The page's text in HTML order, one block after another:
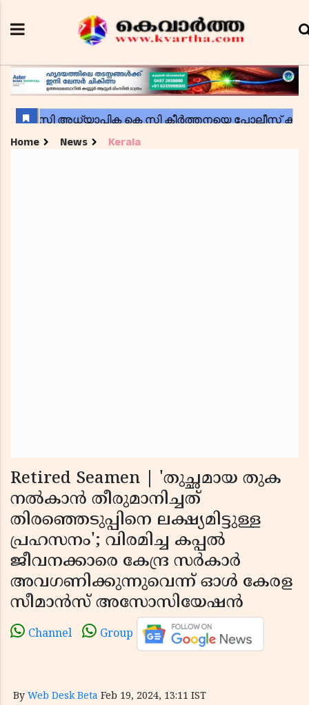
Home News Kerala
Retired Seamen | 'തുച്ഛമായ തുക
നല്‍കാന്‍ തീരുമാനിച്ചത്
തിരഞ്ഞെടുപ്പിനെ ലക്ഷ്യമിട്ടുള്ള
പ്രഹസനം'; വിരമിച്ച കപ്പല്‍
ജീവനക്കാരെ കേന്ദ്ര സര്‍കാര്‍
അവഗണിക്കുന്നുവെന്ന് ഓള്‍ കേരള
സീമാന്‍സ് അസോസിയേഷന്‍
Channel Group
By Web Desk Beta Feb 19, 2024, 13:11 IST